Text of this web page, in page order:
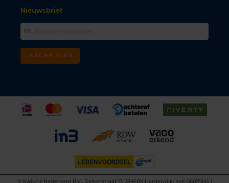
Nieuwsbrief
INSCHRIJVEN
© KwikFit Nederland B.V., Daltonstraat 17, 3846BX Harderwijk, KvK 08017845 |